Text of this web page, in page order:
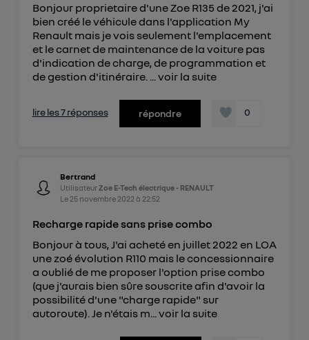
Bonjour proprietaire d'une Zoe R135 de 2021, j'ai
bien créé le véhicule dans l'application My
Renault mais je vois seulement l'emplacement
et le carnet de maintenance de la voiture pas
d'indication de charge, de programmation et
de gestion d'itinéraire. ...voir la suite
lire les 7 réponses répondre 0
Bertrand
UtilisateurZoe E-Tech électrique - RENAULT
Le 25 novembre 2022 à 22:52
Recharge rapide sans prise combo
Bonjour à tous, J'ai acheté en juillet 2022 en LOA
une zoé évolution R110 mais le concessionnaire
a oublié de me proposer l'option prise combo
(que j'aurais bien sûre souscrite afin d'avoir la
possibilité d'une "charge rapide" sur
autoroute). Je n'étais m... voir la suite